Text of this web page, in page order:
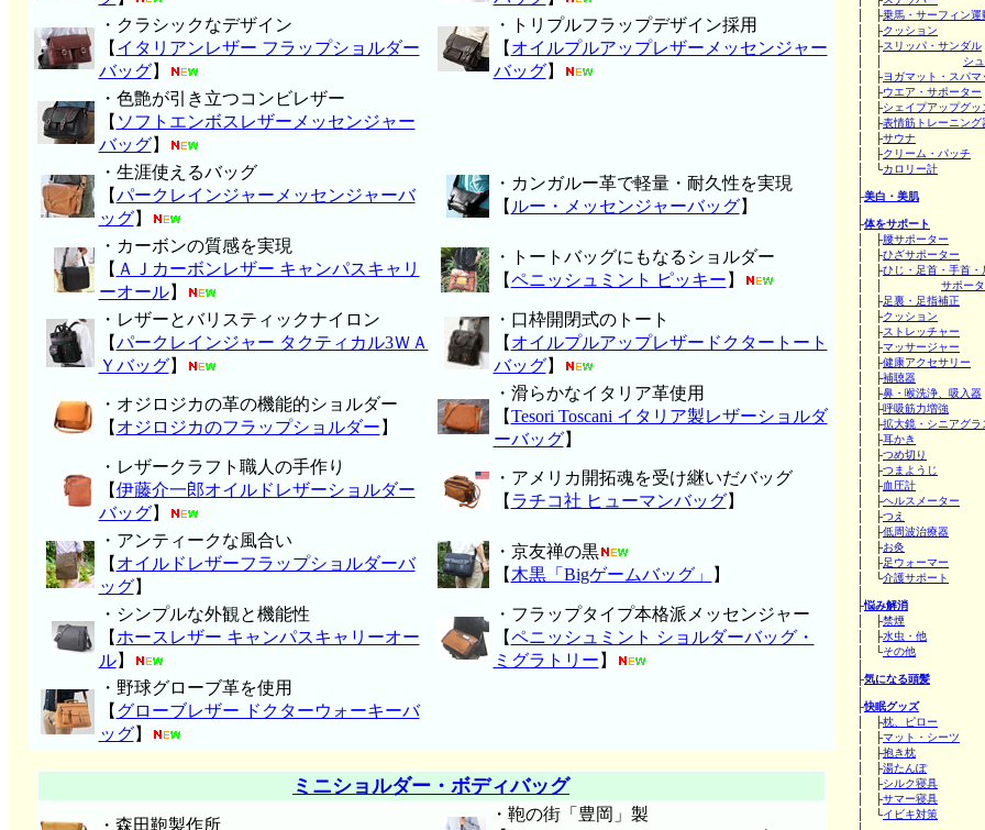
│ ├乗馬・サーフィン運
│ ├クッション
│ ├スリッパ・サンダル
シ
│ ├ヨガマット・スパマ
│ ├ウエア・サポーター
│ ├シェイプアップグッ
│ ├表情筋トレーニング
│ ├サウナ
│ ├クリーム・パッチ
│ └カロリー計
├美白・美肌
├体をサポート
│ ├腰サポーター
│ ├ひざサポーター
│ ├ひじ・足首・手首・
サポー
│ ├足裏・足指補正
│ ├クッション
│ ├ストレッチャー
│ ├マッサージャー
│ ├健康アクセサリー
│ ├補聴器
│ ├鼻・喉洗浄、吸入器
│ ├呼吸筋力増強
│ ├拡大鏡・シニアグラ
│ ├耳かき
│ ├つめ切り
│ ├つまようじ
│ ├血圧計
│ ├ヘルスメーター
│ ├つえ
│ ├低周波治療器
│ ├お灸
│ ├足ウォーマー
│ └介護サポート
├悩み解消
│ ├禁煙
│ ├水虫・他
│ └その他
├気になる頭髪
├快眠グッズ
│ ├枕、ピロー
│ ├マット・シーツ
│ ├抱き枕
│ ├湯たんぽ
│ ├シルク寝具
│ ├サマー寝具
│ └イビキ対策
・クラシックなデザイン
【 イタリアンレザー フラップショルダー
バッグ】
・トリプルフラップデザイン採用
【 オイルプルアップレザーメッセンジャー
バッグ】
・色艶が引き立つコンビレザー
【 ソフトエンボスレザーメッセンジャー
バッグ】
・生涯使えるバッグ
【パークレインジャーメッセンジャーバ
ッグ】
・カンガルー革で軽量・耐久性を実現
【 ルー・メッセンジャーバッグ】
・カーボンの質感を実現
【 ＡＪカーボンレザー キャンパスキャリ
ーオール】
・トートバッグにもなるショルダー
【ペニッシュミント ピッキー 】
・レザーとバリスティックナイロン
【パークレインジャー タクティカル3ＷＡ
Ｙバッグ】
・口枠開閉式のトート
【 オイルプルアップレザードクタートート
バッグ】
・オジロジカの革の機能的ショルダー
【 オジロジカのフラップショルダー 】
・滑らかなイタリア革使用
【Tesori Toscani イタリア製レザーショルダ
ーバッグ】
・レザークラフト職人の手作り
【伊藤介一郎オイルドレザーショルダー
バッグ】
・アメリカ開拓魂を受け継いだバッグ
【 ラチコ社 ヒューマンバッグ】
・アンティークな風合い
【 オイルドレザーフラップショルダーバ
ッグ】
・京友禅の黒
【 木黒「Bigゲームバッグ」 】
・シンプルな外観と機能性
【 ホースレザー キャンパスキャリーオー
ル】
・フラップタイプ本格派メッセンジャー
【ペニッシュミント ショルダーバッグ・
ミグラトリー 】
・野球グローブ革を使用
【 グローブレザー ドクターウォーキーバ
ッグ】
ミニショルダー・ボディバッグ
・森田鞄製作所
・鞄の街「豊岡」製